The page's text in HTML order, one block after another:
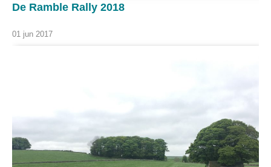
De Ramble Rally 2018
01 jun 2017